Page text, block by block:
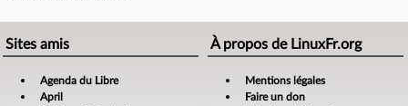
Sites amis
Agenda du Libre
April
À propos de LinuxFr.org
Mentions légales
Faire un don